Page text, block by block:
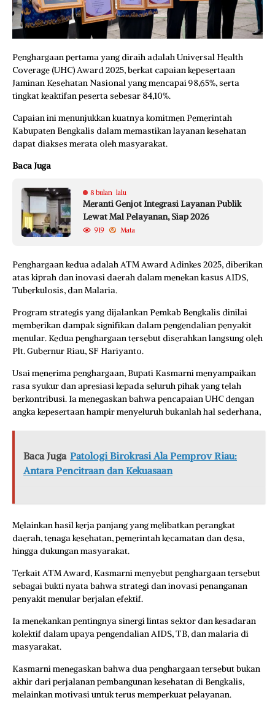
Penghargaan pertama yang diraih adalah Universal Health
Coverage (UHC) Award 2025, berkat capaian kepesertaan
Jaminan Kesehatan Nasional yang mencapai 98,65%, serta
tingkat keaktifan peserta sebesar 84,10%.
Capaian ini menunjukkan kuatnya komitmen Pemerintah
Kabupaten Bengkalis dalam memastikan layanan kesehatan
dapat diakses merata oleh masyarakat.
Baca Juga
8 bulan lalu
Meranti Genjot Integrasi Layanan Publik
Lewat Mal Pelayanan, Siap 2026
919 Mata
Penghargaan kedua adalah ATM Award Adinkes 2025, diberikan
atas kiprah dan inovasi daerah dalam menekan kasus AIDS,
Tuberkulosis, dan Malaria.
Program strategis yang dijalankan Pemkab Bengkalis dinilai
memberikan dampak signifikan dalam pengendalian penyakit
menular. Kedua penghargaan tersebut diserahkan langsung oleh
Plt. Gubernur Riau, SF Hariyanto.
Usai menerima penghargaan, Bupati Kasmarni menyampaikan
rasa syukur dan apresiasi kepada seluruh pihak yang telah
berkontribusi. Ia menegaskan bahwa pencapaian UHC dengan
angka kepesertaan hampir menyeluruh bukanlah hal sederhana,
Baca Juga Patologi Birokrasi Ala Pemprov Riau:
Antara Pencitraan dan Kekuasaan
Melainkan hasil kerja panjang yang melibatkan perangkat
daerah, tenaga kesehatan, pemerintah kecamatan dan desa,
hingga dukungan masyarakat.
Terkait ATM Award, Kasmarni menyebut penghargaan tersebut
sebagai bukti nyata bahwa strategi dan inovasi penanganan
penyakit menular berjalan efektif.
Ia menekankan pentingnya sinergi lintas sektor dan kesadaran
kolektif dalam upaya pengendalian AIDS, TB, dan malaria di
masyarakat.
Kasmarni menegaskan bahwa dua penghargaan tersebut bukan
akhir dari perjalanan pembangunan kesehatan di Bengkalis,
melainkan motivasi untuk terus memperkuat pelayanan.